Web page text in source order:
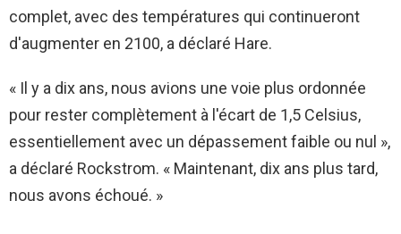
complet, avec des températures qui continueront
d'augmenter en 2100, a déclaré Hare.
« Il y a dix ans, nous avions une voie plus ordonnée
pour rester complètement à l'écart de 1,5 Celsius,
essentiellement avec un dépassement faible ou nul »,
a déclaré Rockstrom. « Maintenant, dix ans plus tard,
nous avons échoué. »